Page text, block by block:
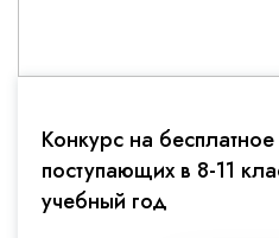
Конкурс на
поступающих в 8-11
учебный год